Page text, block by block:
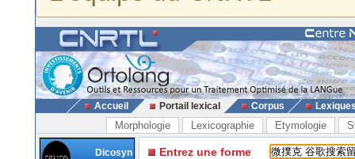
Accueil Portail lexical Corpus
Morphologie Lexicographie Etymologie
Dicosyn
Entrez une forme